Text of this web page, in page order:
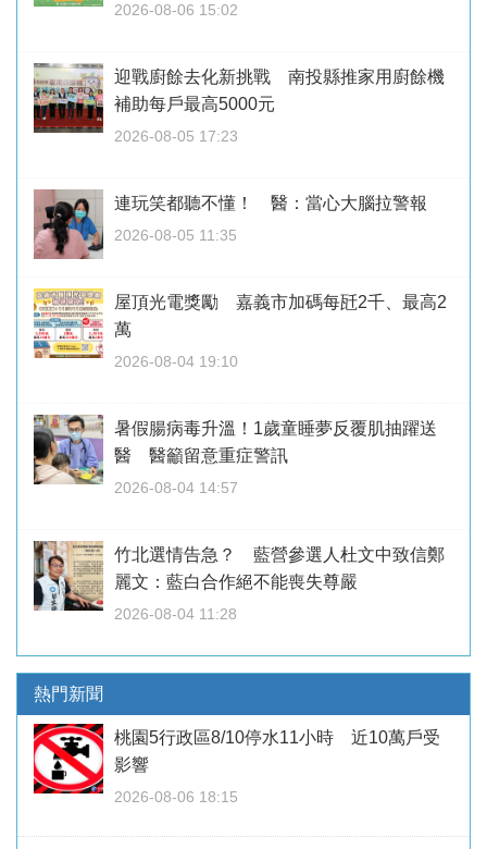
2026-08-06 15:02
迎戰廚餘去化新挑戰 南投縣推家用廚餘機
補助每戶最高5000元
2026-08-05 17:23
連玩笑都聽不懂！ 醫：當心大腦拉警報
2026-08-05 11:35
屋頂光電獎勵 嘉義市加碼每瓩2千、最高2
萬
2026-08-04 19:10
暑假腸病毒升溫！1歲童睡夢反覆肌抽躍送
醫 醫籲留意重症警訊
2026-08-04 14:57
竹北選情告急？ 藍營參選人杜文中致信鄭
麗文：藍白合作絕不能喪失尊嚴
2026-08-04 11:28
熱門新聞
桃園5行政區8/10停水11小時 近10萬戶受
影響
2026-08-06 18:15